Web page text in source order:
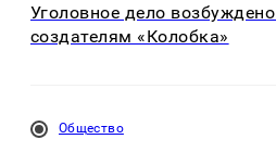
Уголовное дело возбуждено
создателям «Колобка»
Общество